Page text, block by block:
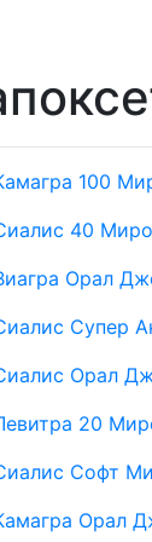
100
40
Орал
Супер
Орал
20
Софт
Орал